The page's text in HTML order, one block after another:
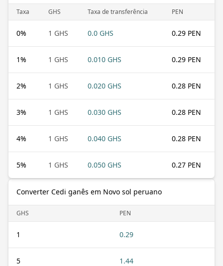
Taxa GHS Taxa de transferência PEN
0% 1 GHS 0.0 GHS 0.29 PEN
1% 1 GHS 0.010 GHS 0.29 PEN
2% 1 GHS 0.020 GHS 0.28 PEN
3% 1 GHS 0.030 GHS 0.28 PEN
4% 1 GHS 0.040 GHS 0.28 PEN
5% 1 GHS 0.050 GHS 0.27 PEN
Converter Cedi ganês em Novo sol peruano
GHS PEN
1 0.29
5 1.44